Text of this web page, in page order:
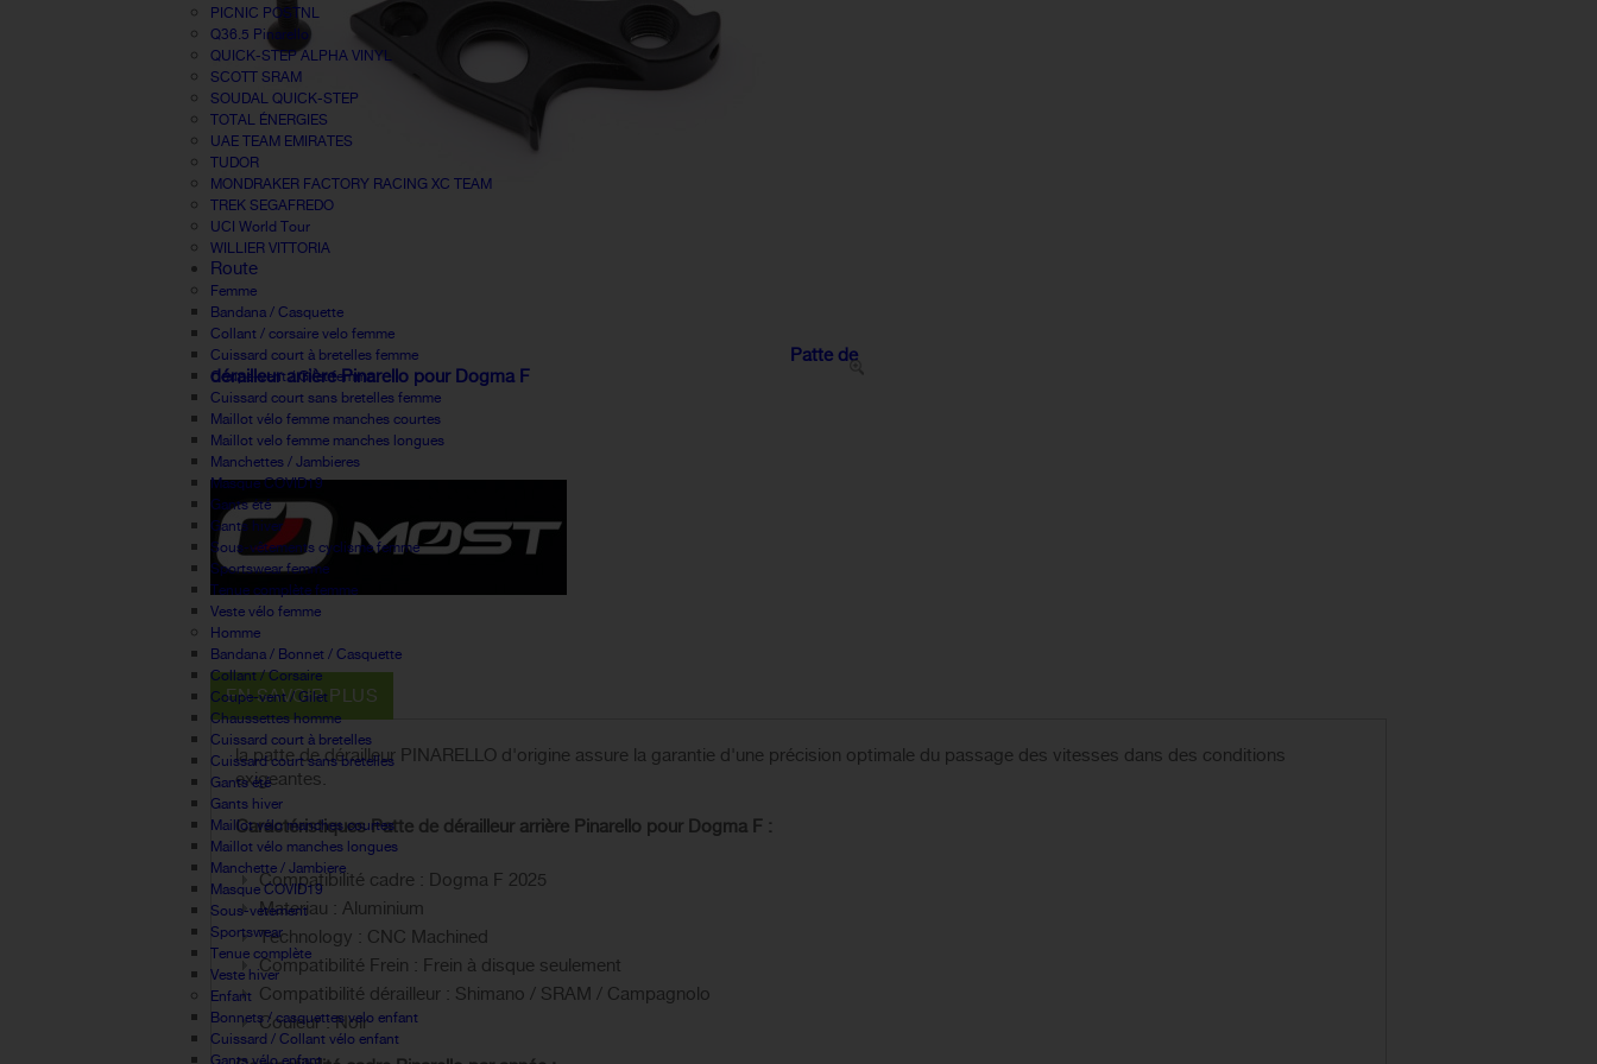
PICNIC POSTNL
Q36.5 Pinarello
QUICK-STEP ALPHA VINYL
SCOTT SRAM
SOUDAL QUICK-STEP
TOTAL ÉNERGIES
UAE TEAM EMIRATES
TUDOR
MONDRAKER FACTORY RACING XC TEAM
TREK SEGAFREDO
UCI World Tour
WILLIER VITTORIA
Route
Femme
Bandana / Casquette
Collant / corsaire velo femme
Cuissard court à bretelles femme
Coupe-vent / Gilet femme
Cuissard court sans bretelles femme
Maillot vélo femme manches courtes
Maillot velo femme manches longues
Manchettes / Jambieres
Masque COVID19
Gants été
Gants hiver
Sous-vêtements cyclisme femme
Sportswear femme
Tenue complète femme
Veste vélo femme
Homme
Bandana / Bonnet / Casquette
Collant / Corsaire
Coupe-vent / Gilet
Chaussettes homme
Cuissard court à bretelles
Cuissard court sans bretelles
Gants été
Gants hiver
Maillot vélo manches courtes
Maillot vélo manches longues
Manchette / Jambiere
Masque COVID19
Sous-vetement
Sportswear
Tenue complète
Veste hiver
Enfant
Bonnets / casquettes velo enfant
Cuissard / Collant vélo enfant
Gants vélo enfant
Patte de
dérailleur arrière Pinarello pour Dogma F
EN SAVOIR PLUS
la patte de dérailleur PINARELLO d'origine assure la garantie d'une précision optimale du passage des vitesses dans des conditions
exigeantes.
Caractéristiques Patte de dérailleur arrière Pinarello pour Dogma F :
Compatibilité cadre : Dogma F 2025
Materiau : Aluminium
Technology : CNC Machined
Compatibilité Frein : Frein à disque seulement
Compatibilité dérailleur : Shimano / SRAM / Campagnolo
Couleur : Noir